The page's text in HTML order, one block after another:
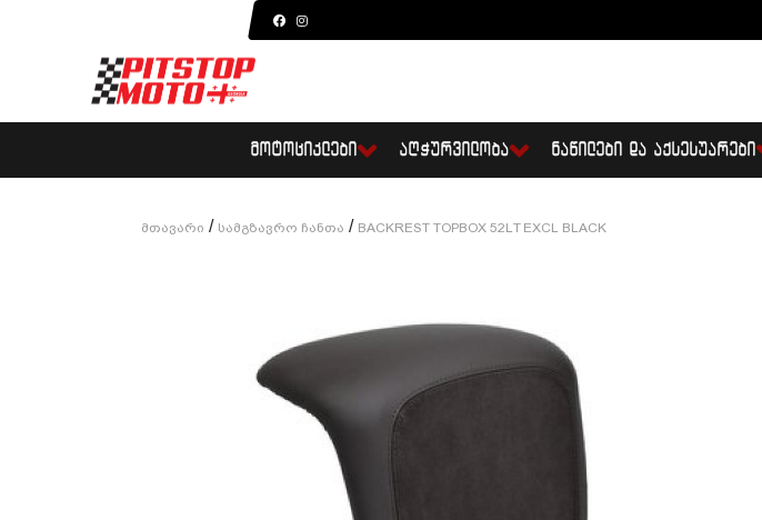
ᲛᲝᲢᲝᲪᲘᲙᲚᲔᲑᲘ ᲐᲦᲭᲣᲠᲕᲘᲚᲝᲑᲐ ᲜᲐᲬᲘᲚᲔᲑᲘ ᲓᲐ ᲐᲥᲡᲔᲡᲣᲐᲠᲔᲑᲘ
Მთავარი / Სამგზავრო Ჩანთა / BACKREST TOPBOX 52LT EXCL BLACK